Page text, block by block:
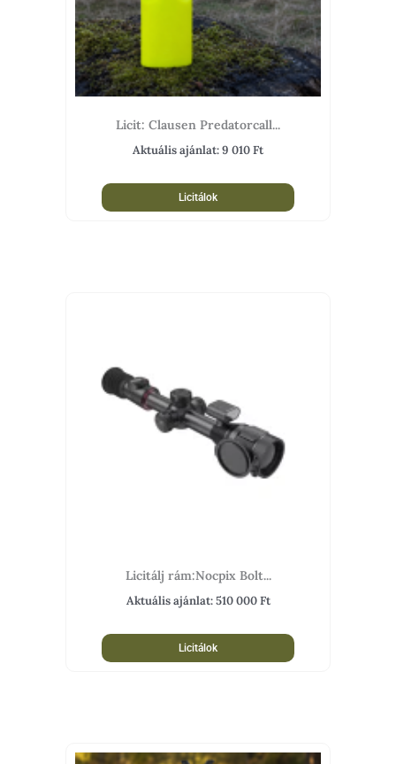
Licit: Clausen Predatorcall...
Aktuális ajánlat:9 010Ft
Licitálok
Licitálj rám:Nocpix Bolt...
Aktuális ajánlat:510 000Ft
Licitálok